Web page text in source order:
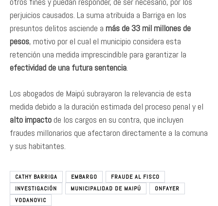
perjuicios causados. La suma atribuida a Barriga en los
presuntos delitos asciende a más de 33 mil millones de
pesos, motivo por el cual el municipio considera esta
retención una medida imprescindible para garantizar la
efectividad de una futura sentencia.
Los abogados de Maipú subrayaron la relevancia de esta
medida debido a la duración estimada del proceso penal y el
alto impactode los cargos en su contra, que incluyen
fraudes millonarios que afectaron directamente a la comuna
y sus habitantes.
CATHY BARRIGA EMBARGO
FRAUDE AL FISCO
INVESTIGACIÓN
MUNICIPALIDAD DE MAIPÚ
ONFAYER
VODANOVIC